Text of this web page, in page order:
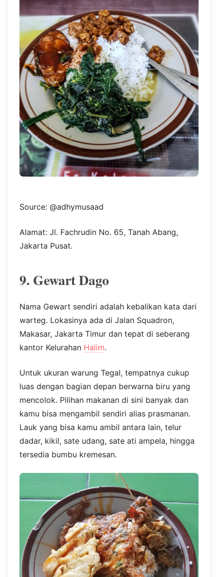
Source: @adhymusaad
Alamat: Jl. Fachrudin No. 65, Tanah Abang,
Jakarta Pusat.
9. Gewart Dago
Nama Gewart sendiri adalah kebalikan kata dari
warteg. Lokasinya ada di Jalan Squadron,
Makasar, Jakarta Timur dan tepat di seberang
kantor Kelurahan Halim.
Untuk ukuran warung Tegal, tempatnya cukup
luas dengan bagian depan berwarna biru yang
mencolok. Pilihan makanan di sini banyak dan
kamu bisa mengambil sendiri alias prasmanan.
Lauk yang bisa kamu ambil antara lain, telur
dadar, kikil, sate udang, sate ati ampela, hingga
tersedia bumbu kremesan.